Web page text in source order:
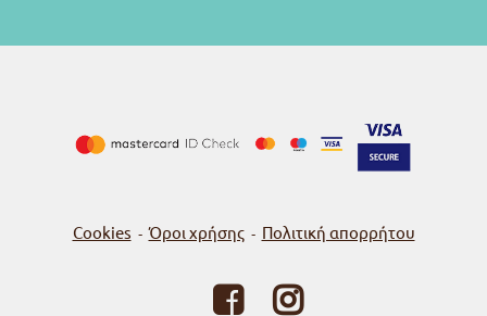
Cookies - Όροι χρήσης - Πολιτική απορρήτου